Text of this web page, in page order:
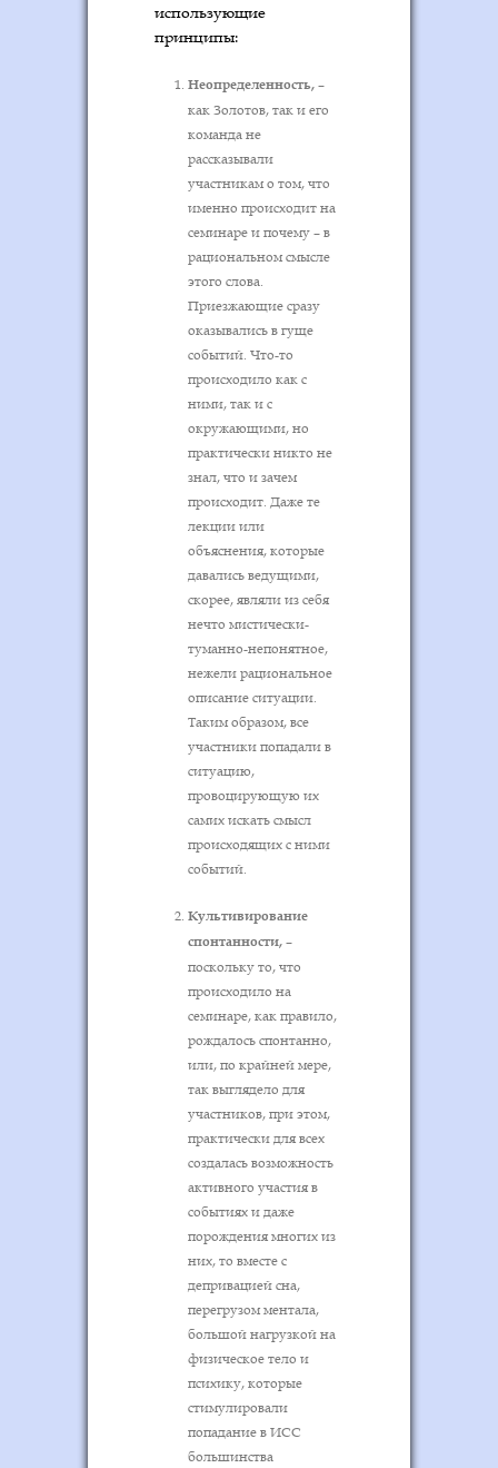
использующие
принципы:
Неопределенность,–
как Золотов, так и его
команда не
рассказывали
участникам о том, что
именно происходит на
семинаре и почему – в
рациональном смысле
этого слова.
Приезжающие сразу
оказывались в гуще
событий. Что-то
происходило как с
ними, так и с
окружающими, но
практически никто не
знал, что и зачем
происходит. Даже те
лекции или
объяснения, которые
давались ведущими,
скорее, являли из себя
нечто мистически-
туманно-непонятное,
нежели рациональное
описание ситуации.
Таким образом, все
участники попадали в
ситуацию,
провоцирующую их
самих искать смысл
происходящих с ними
событий.
Культивирование
спонтанности,–
поскольку то, что
происходило на
семинаре, как правило,
рождалось спонтанно,
или, по крайней мере,
так выглядело для
участников, при этом,
практически для всех
создалась возможность
активного участия в
событиях и даже
порождения многих из
них, то вместе с
депривацией сна,
перегрузом ментала,
большой нагрузкой на
физическое тело и
психику, которые
стимулировали
попадание в ИСС
большинства